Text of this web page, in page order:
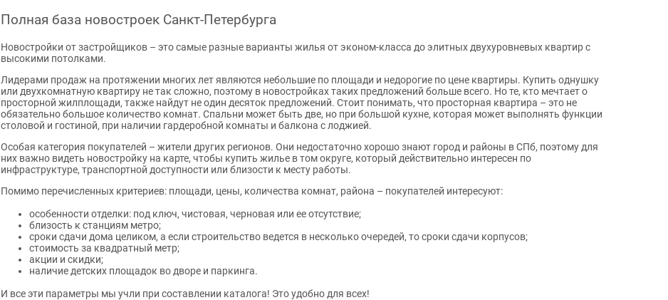
Полная база новостроек Санкт-Петербурга
Новостройки от застройщиков – это самые разные варианты жилья от эконом-класса до элитных двухуровневых квартир с
высокими потолками.
Лидерами продаж на протяжении многих лет являются небольшие по площади и недорогие по цене квартиры. Купить однушку
или двухкомнатную квартиру не так сложно, поэтому в новостройках таких предложений больше всего. Но те, кто мечтает о
просторной жилплощади, также найдут не один десяток предложений. Стоит понимать, что просторная квартира – это не
обязательно большое количество комнат. Спальни может быть две, но при большой кухне, которая может выполнять функции
столовой и гостиной, при наличии гардеробной комнаты и балкона с лоджией.
Особая категория покупателей – жители других регионов. Они недостаточно хорошо знают город и районы в СПб, поэтому для
них важно видеть новостройку на карте, чтобы купить жилье в том округе, который действительно интересен по
инфраструктуре, транспортной доступности или близости к месту работы.
Помимо перечисленных критериев: площади, цены, количества комнат, района – покупателей интересуют:
особенности отделки: под ключ, чистовая, черновая или ее отсутствие;
близость к станциям метро;
сроки сдачи дома целиком, а если строительство ведется в несколько очередей, то сроки сдачи корпусов;
стоимость за квадратный метр;
акции и скидки;
наличие детских площадок во дворе и паркинга.
И все эти параметры мы учли при составлении каталога! Это удобно для всех!